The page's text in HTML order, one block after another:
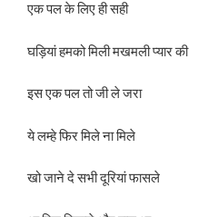
एक पल के लिए ही सही
घड़ियां हमको मिली मखमली प्यार की
इस एक पल तो जी ले जरा
ये लम्हे फिर मिले ना मिले
खो जाने दे सभी दूरियां फासले